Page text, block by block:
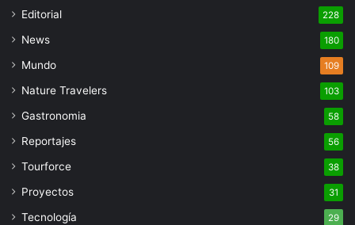
Editorial 228
News 180
Mundo 109
Nature Travelers 103
Gastronomia 58
Reportajes 56
Tourforce 38
Proyectos 31
Tecnología 29